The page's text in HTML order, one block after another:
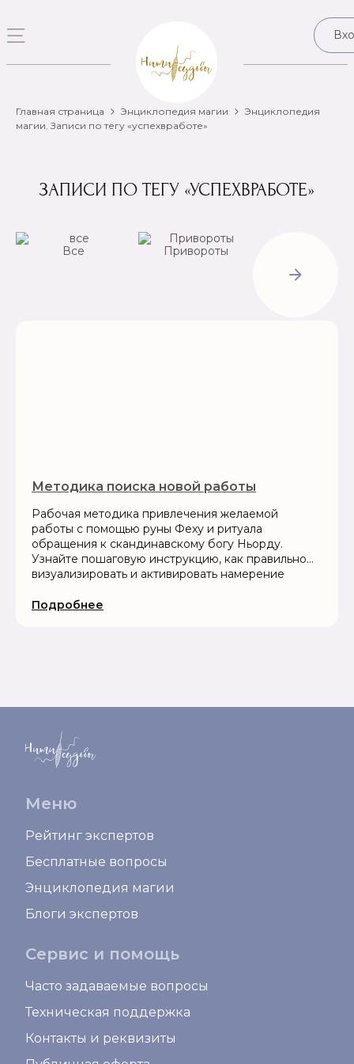
Главная страница Энциклопедия магии
Энциклопедия
магии. Записи по тегу «успехвработе»
ЗАПИСИ ПО ТЕГУ «УСПЕХВРАБОТЕ»
Все
Привороты
Рассорки
Методика поиска новой работы
Рабочая методика привлечения желаемой
работы с помощью руны Феху и ритуала
обращения к скандинавскому богу Ньорду.
Узнайте пошаговую инструкцию, как правильно
визуализировать и активировать намерение
Подробнее
Меню
Рейтинг экспертов
Бесплатные вопросы
Энциклопедия магии
Блоги экспертов
Сервис и помощь
Часто задаваемые вопросы
Техническая поддержка
Контакты и реквизиты